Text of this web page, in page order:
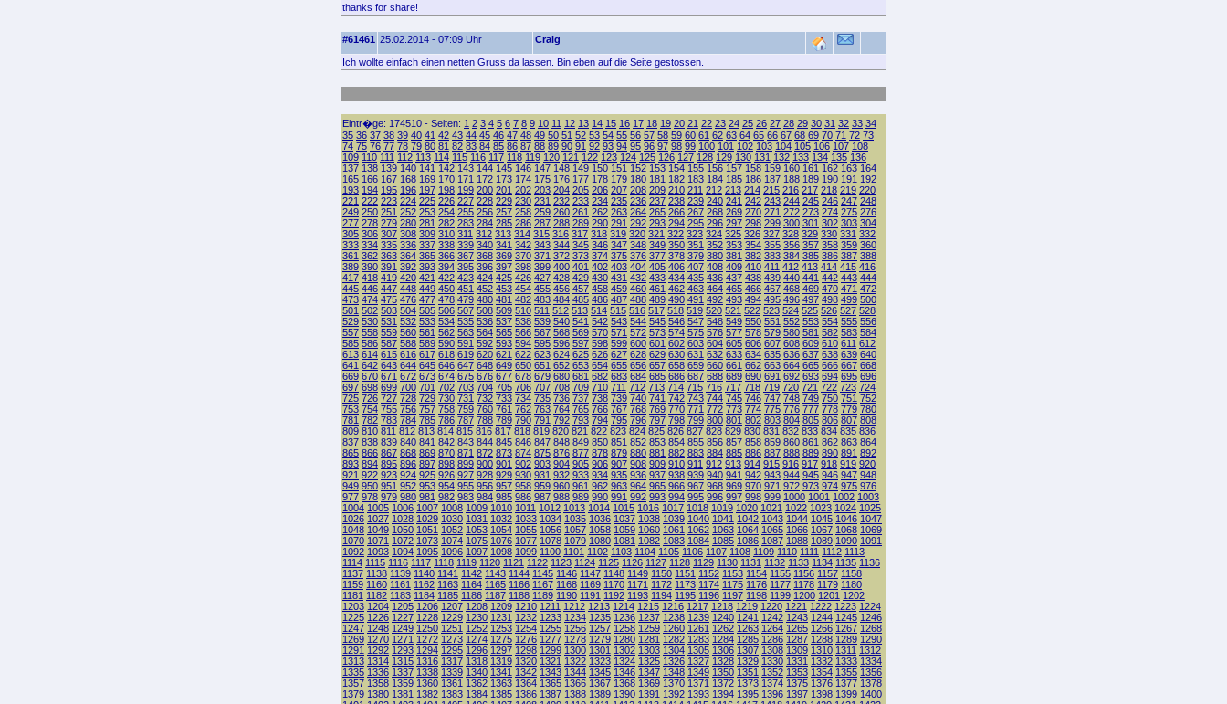
thanks for share!
#61461 25.02.2014 - 07:09 Uhr Craig
Ich wollte einfach einen netten Gruss da lassen. Bin eben auf die Seite gestossen.
Eintr�ge: 174510 - Seiten: 1 2 3 4 5 6 7 8 9 10 11 12 13 14 15 16 17 18 19 20 21 22 23 24 25 26 27 28 29 30 31 32 33 34
35 36 37 38 39 40 41 42 43 44 45 46 47 48 49 50 51 52 53 54 55 56 57 58 59 60 61 62 63 64 65 66 67 68 69 70 71 72 73
74 75 76 77 78 79 80 81 82 83 84 85 86 87 88 89 90 91 92 93 94 95 96 97 98 99 100 101 102 103 104 105 106 107 108
109 110 111 112 113 114 115 116 117 118 119 120 121 122 123 124 125 126 127 128 129 130 131 132 133 134 135 136
137 138 139 140 141 142 143 144 145 146 147 148 149 150 151 152 153 154 155 156 157 158 159 160 161 162 163 164
165 166 167 168 169 170 171 172 173 174 175 176 177 178 179 180 181 182 183 184 185 186 187 188 189 190 191 192
193 194 195 196 197 198 199 200 201 202 203 204 205 206 207 208 209 210 211 212 213 214 215 216 217 218 219 220
221 222 223 224 225 226 227 228 229 230 231 232 233 234 235 236 237 238 239 240 241 242 243 244 245 246 247 248
249 250 251 252 253 254 255 256 257 258 259 260 261 262 263 264 265 266 267 268 269 270 271 272 273 274 275 276
277 278 279 280 281 282 283 284 285 286 287 288 289 290 291 292 293 294 295 296 297 298 299 300 301 302 303 304
305 306 307 308 309 310 311 312 313 314 315 316 317 318 319 320 321 322 323 324 325 326 327 328 329 330 331 332
333 334 335 336 337 338 339 340 341 342 343 344 345 346 347 348 349 350 351 352 353 354 355 356 357 358 359 360
361 362 363 364 365 366 367 368 369 370 371 372 373 374 375 376 377 378 379 380 381 382 383 384 385 386 387 388
389 390 391 392 393 394 395 396 397 398 399 400 401 402 403 404 405 406 407 408 409 410 411 412 413 414 415 416
417 418 419 420 421 422 423 424 425 426 427 428 429 430 431 432 433 434 435 436 437 438 439 440 441 442 443 444
445 446 447 448 449 450 451 452 453 454 455 456 457 458 459 460 461 462 463 464 465 466 467 468 469 470 471 472
473 474 475 476 477 478 479 480 481 482 483 484 485 486 487 488 489 490 491 492 493 494 495 496 497 498 499 500
501 502 503 504 505 506 507 508 509 510 511 512 513 514 515 516 517 518 519 520 521 522 523 524 525 526 527 528
529 530 531 532 533 534 535 536 537 538 539 540 541 542 543 544 545 546 547 548 549 550 551 552 553 554 555 556
557 558 559 560 561 562 563 564 565 566 567 568 569 570 571 572 573 574 575 576 577 578 579 580 581 582 583 584
585 586 587 588 589 590 591 592 593 594 595 596 597 598 599 600 601 602 603 604 605 606 607 608 609 610 611 612
613 614 615 616 617 618 619 620 621 622 623 624 625 626 627 628 629 630 631 632 633 634 635 636 637 638 639 640
641 642 643 644 645 646 647 648 649 650 651 652 653 654 655 656 657 658 659 660 661 662 663 664 665 666 667 668
669 670 671 672 673 674 675 676 677 678 679 680 681 682 683 684 685 686 687 688 689 690 691 692 693 694 695 696
697 698 699 700 701 702 703 704 705 706 707 708 709 710 711 712 713 714 715 716 717 718 719 720 721 722 723 724
725 726 727 728 729 730 731 732 733 734 735 736 737 738 739 740 741 742 743 744 745 746 747 748 749 750 751 752
753 754 755 756 757 758 759 760 761 762 763 764 765 766 767 768 769 770 771 772 773 774 775 776 777 778 779 780
781 782 783 784 785 786 787 788 789 790 791 792 793 794 795 796 797 798 799 800 801 802 803 804 805 806 807 808
809 810 811 812 813 814 815 816 817 818 819 820 821 822 823 824 825 826 827 828 829 830 831 832 833 834 835 836
837 838 839 840 841 842 843 844 845 846 847 848 849 850 851 852 853 854 855 856 857 858 859 860 861 862 863 864
865 866 867 868 869 870 871 872 873 874 875 876 877 878 879 880 881 882 883 884 885 886 887 888 889 890 891 892
893 894 895 896 897 898 899 900 901 902 903 904 905 906 907 908 909 910 911 912 913 914 915 916 917 918 919 920
921 922 923 924 925 926 927 928 929 930 931 932 933 934 935 936 937 938 939 940 941 942 943 944 945 946 947 948
949 950 951 952 953 954 955 956 957 958 959 960 961 962 963 964 965 966 967 968 969 970 971 972 973 974 975 976
977 978 979 980 981 982 983 984 985 986 987 988 989 990 991 992 993 994 995 996 997 998 999 1000 1001 1002 1003
1004 1005 1006 1007 1008 1009 1010 1011 1012 1013 1014 1015 1016 1017 1018 1019 1020 1021 1022 1023 1024 1025
1026 1027 1028 1029 1030 1031 1032 1033 1034 1035 1036 1037 1038 1039 1040 1041 1042 1043 1044 1045 1046 1047
1048 1049 1050 1051 1052 1053 1054 1055 1056 1057 1058 1059 1060 1061 1062 1063 1064 1065 1066 1067 1068 1069
1070 1071 1072 1073 1074 1075 1076 1077 1078 1079 1080 1081 1082 1083 1084 1085 1086 1087 1088 1089 1090 1091
1092 1093 1094 1095 1096 1097 1098 1099 1100 1101 1102 1103 1104 1105 1106 1107 1108 1109 1110 1111 1112 1113
1114 1115 1116 1117 1118 1119 1120 1121 1122 1123 1124 1125 1126 1127 1128 1129 1130 1131 1132 1133 1134 1135 1136
1137 1138 1139 1140 1141 1142 1143 1144 1145 1146 1147 1148 1149 1150 1151 1152 1153 1154 1155 1156 1157 1158
1159 1160 1161 1162 1163 1164 1165 1166 1167 1168 1169 1170 1171 1172 1173 1174 1175 1176 1177 1178 1179 1180
1181 1182 1183 1184 1185 1186 1187 1188 1189 1190 1191 1192 1193 1194 1195 1196 1197 1198 1199 1200 1201 1202
1203 1204 1205 1206 1207 1208 1209 1210 1211 1212 1213 1214 1215 1216 1217 1218 1219 1220 1221 1222 1223 1224
1225 1226 1227 1228 1229 1230 1231 1232 1233 1234 1235 1236 1237 1238 1239 1240 1241 1242 1243 1244 1245 1246
1247 1248 1249 1250 1251 1252 1253 1254 1255 1256 1257 1258 1259 1260 1261 1262 1263 1264 1265 1266 1267 1268
1269 1270 1271 1272 1273 1274 1275 1276 1277 1278 1279 1280 1281 1282 1283 1284 1285 1286 1287 1288 1289 1290
1291 1292 1293 1294 1295 1296 1297 1298 1299 1300 1301 1302 1303 1304 1305 1306 1307 1308 1309 1310 1311 1312
1313 1314 1315 1316 1317 1318 1319 1320 1321 1322 1323 1324 1325 1326 1327 1328 1329 1330 1331 1332 1333 1334
1335 1336 1337 1338 1339 1340 1341 1342 1343 1344 1345 1346 1347 1348 1349 1350 1351 1352 1353 1354 1355 1356
1357 1358 1359 1360 1361 1362 1363 1364 1365 1366 1367 1368 1369 1370 1371 1372 1373 1374 1375 1376 1377 1378
1379 1380 1381 1382 1383 1384 1385 1386 1387 1388 1389 1390 1391 1392 1393 1394 1395 1396 1397 1398 1399 1400